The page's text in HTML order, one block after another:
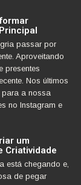
passar por
Aproveitando
presentes
Nos últimos
para a nossa
no Instagram e
um
Criatividade
está chegando e,
de pegar